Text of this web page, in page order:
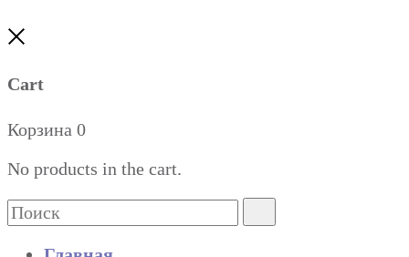
Cart
Корзина 0
No products in the cart.
Search
for: